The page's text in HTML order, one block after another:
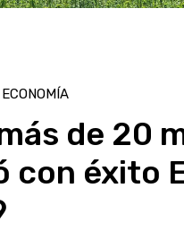
de 20
con éxito